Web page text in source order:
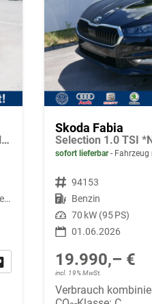
Selection 1.0 TSI *NAVI-ÜBER-SMARTLINK*PDC-HI*LED*SHZ*KLIMA*RADIO
Blackmagic Perleffekt
Fahrzeug parken
Skoda Fabia
sofort lieferbar
Fahrzeugnr. 94153
Kraftstoff Benzin
Leistung 70 kW (95 PS)
01.06.2026
19.990,– €
incl. 19% MwSt.
Verbrauch